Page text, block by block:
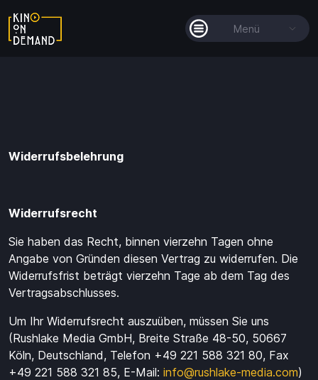
Menü
Aufladen
Einlösen
Widerrufsbelehrung
Widerrufsrecht
Sie haben das Recht, binnen vierzehn Tagen ohne
Angabe von Gründen diesen Vertrag zu widerrufen. Die
Widerrufsfrist beträgt vierzehn Tage ab dem Tag des
Vertragsabschlusses.
Um Ihr Widerrufsrecht auszuüben, müssen Sie uns
(Rushlake Media GmbH, Breite Straße 48-50, 50667
Köln, Deutschland, Telefon +49 221 588 321 80, Fax
+49 221 588 321 85, E-Mail: info@rushlake-media.com)